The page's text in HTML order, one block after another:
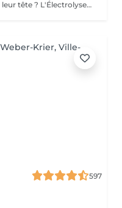
Marre de ces poils qui n'en font qu'à leur tête ? L'Électrolyse est l'unique méthode reconnue comme 100% définitive, poil par poil. Elle neutralise tout, même les poils blonds, blancs ou ceux que le laser a ratés. C'est précis, c'est permanent. Le prix s'ajuste à la minute : vous ne payez que le temps vraiment nécessaire.
597